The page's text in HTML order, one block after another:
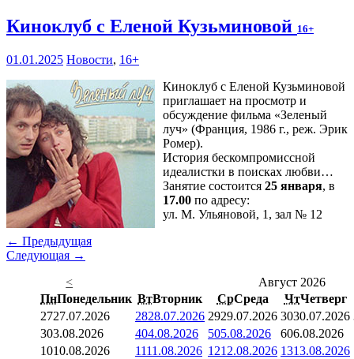
Киноклуб с Еленой Кузьминовой 16+
01.01.2025 Новости, 16+
Киноклуб с Еленой Кузьминовой
приглашает на просмотр и
обсуждение фильма «Зеленый
луч» (Франция, 1986 г., реж. Эрик
Ромер).
История бескомпромиссной
идеалистки в поисках любви…
Занятие состоится 25 января, в
17.00 по адресу:
ул. М. Ульяновой, 1, зал № 12
← Предыдущая
Следующая →
<
Август 2026
ПнПонедельник ВтВторник СрСреда ЧтЧетверг
2727.07.2026 2828.07.2026 2929.07.2026 3030.07.2026
303.08.2026 404.08.2026 505.08.2026 606.08.2026
1010.08.2026 1111.08.2026 1212.08.2026 1313.08.2026